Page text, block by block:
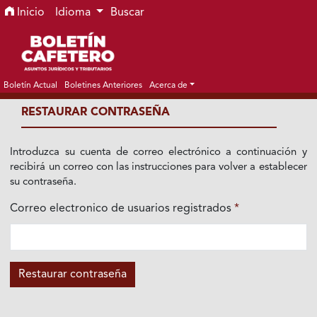
Ir al menú de navegación principal
Ir al contenido principal
Ir al pie de página del sitio
Inicio Idioma Buscar
Boletín Actual Boletines Anteriores Acerca de
RESTAURAR CONTRASEÑA
Introduzca su cuenta de correo electrónico a continuación y
recibirá un correo con las instrucciones para volver a establecer
su contraseña.
Correo electronico de usuarios registrados*
Obligatorio
Restaurar contraseña